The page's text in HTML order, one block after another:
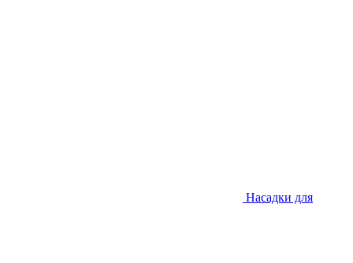
Насадки для